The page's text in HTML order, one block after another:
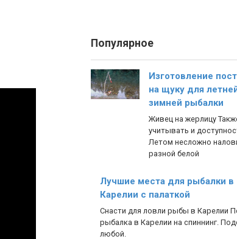
Популярное
Изготовление
на щуку для
зимней рыбалки
Живец на жерлицу
учитывать и
Летом несложно
разной белой
Лучшие места для рыбалки в
Карелии с палаткой
Снасти для ловли рыбы в Карелии
рыбалка в Карелии на спиннинг.
любой.